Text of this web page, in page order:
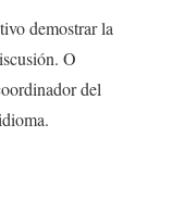
demostrar la
O
del